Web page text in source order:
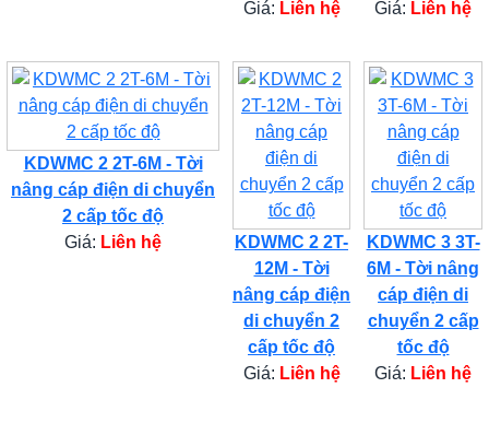
Giá: Liên hệ
Giá: Liên hệ
KDWMC 2 2T-6M - Tời
nâng cáp điện di chuyển
2 cấp tốc độ
Giá: Liên hệ
KDWMC 2 2T-
12M - Tời
nâng cáp điện
di chuyển 2
cấp tốc độ
Giá: Liên hệ
KDWMC 3 3T-
6M - Tời nâng
cáp điện di
chuyển 2 cấp
tốc độ
Giá: Liên hệ